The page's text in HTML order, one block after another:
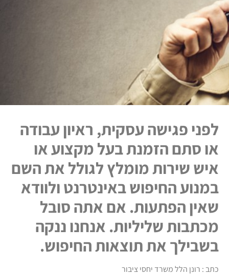
לפני פגישה עסקית, ראיון עבודה
או סתם הזמנת בעל מקצוע או
איש שירות מומלץ לגולל את השם
במנוע החיפוש באינטרנט ולוודא
שאין הפתעות. אם אתה סובל
מכתבות שליליות. אנחנו ננקה
בשבילך את תוצאות החיפוש.
כתב : רונן הלל משרד יחסי ציבור